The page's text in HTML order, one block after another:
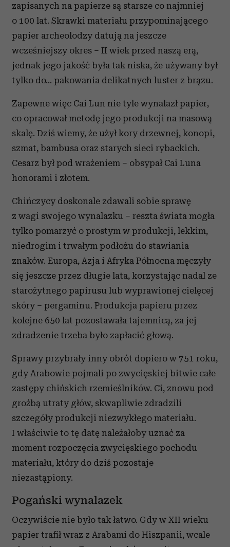
zapisanych na papierze są starsze co najmniej
o 100 lat. Skrawki materiału przypominającego
papier archeolodzy datują na jeszcze
wcześniejszy okres – II wiek przed naszą erą,
jednak jego jakość była tak niska, że używany był
tylko do... pakowania delikatnych luster z brązu.
Zapewne więc Cai Lun nie tyle wynalazł papier,
co opracował metodę jego produkcji na masową
skalę. Dziś wiemy, że użył kory drzewnej, konopi,
szmat, bambusa oraz starych sieci rybackich.
Cesarz był pod wrażeniem – obsypał Cai Luna
honorami i złotem.
Chińczycy doskonale zdawali sobie sprawę
z wagi swojego wynalazku – reszta świata mogła
tylko pomarzyć o prostym w produkcji, lekkim,
niedrogim i trwałym podłożu do stawiania
znaków. Europa, Azja i Afryka Północna męczyły
się jeszcze przez długie lata, korzystając nadal ze
starożytnego papirusu lub wyprawionej cielęcej
skóry – pergaminu. Produkcja papieru przez
kolejne 650 lat pozostawała tajemnicą, za jej
zdradzenie trzeba było zapłacić głową.
Sprawy przybrały inny obrót dopiero w 751 roku,
gdy Arabowie pojmali po zwycięskiej bitwie całe
zastępy chińskich rzemieślników. Ci, znowu pod
groźbą utraty głów, skwapliwie zdradzili
szczegóły produkcji niezwykłego materiału.
I właściwie to tę datę należałoby uznać za
moment rozpoczęcia zwycięskiego pochodu
materiału, który do dziś pozostaje
niezastąpiony.
Pogański wynalazek
Oczywiście nie było tak łatwo. Gdy w XII wieku
papier trafił wraz z Arabami do Hiszpanii, wcale